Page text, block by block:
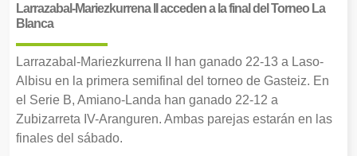
Larrazabal-Mariezkurrena II acceden a la final del Torneo La
Blanca
Larrazabal-Mariezkurrena II han ganado 22-13 a Laso-
Albisu en la primera semifinal del torneo de Gasteiz. En
el Serie B, Amiano-Landa han ganado 22-12 a
Zubizarreta IV-Aranguren. Ambas parejas estarán en las
finales del sábado.